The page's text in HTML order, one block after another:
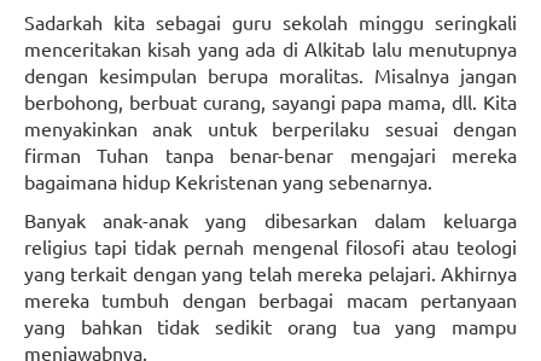
Sadarkah kita sebagai guru sekolah minggu seringkali
menceritakan kisah yang ada di Alkitab lalu menutupnya
dengan kesimpulan berupa moralitas. Misalnya jangan
berbohong, berbuat curang, sayangi papa mama, dll. Kita
menyakinkan anak untuk berperilaku sesuai dengan
firman Tuhan tanpa benar-benar mengajari mereka
bagaimana hidup Kekristenan yang sebenarnya.
Banyak anak-anak yang dibesarkan dalam keluarga
religius tapi tidak pernah mengenal filosofi atau teologi
yang terkait dengan yang telah mereka pelajari. Akhirnya
mereka tumbuh dengan berbagai macam pertanyaan
yang bahkan tidak sedikit orang tua yang mampu
menjawabnya.